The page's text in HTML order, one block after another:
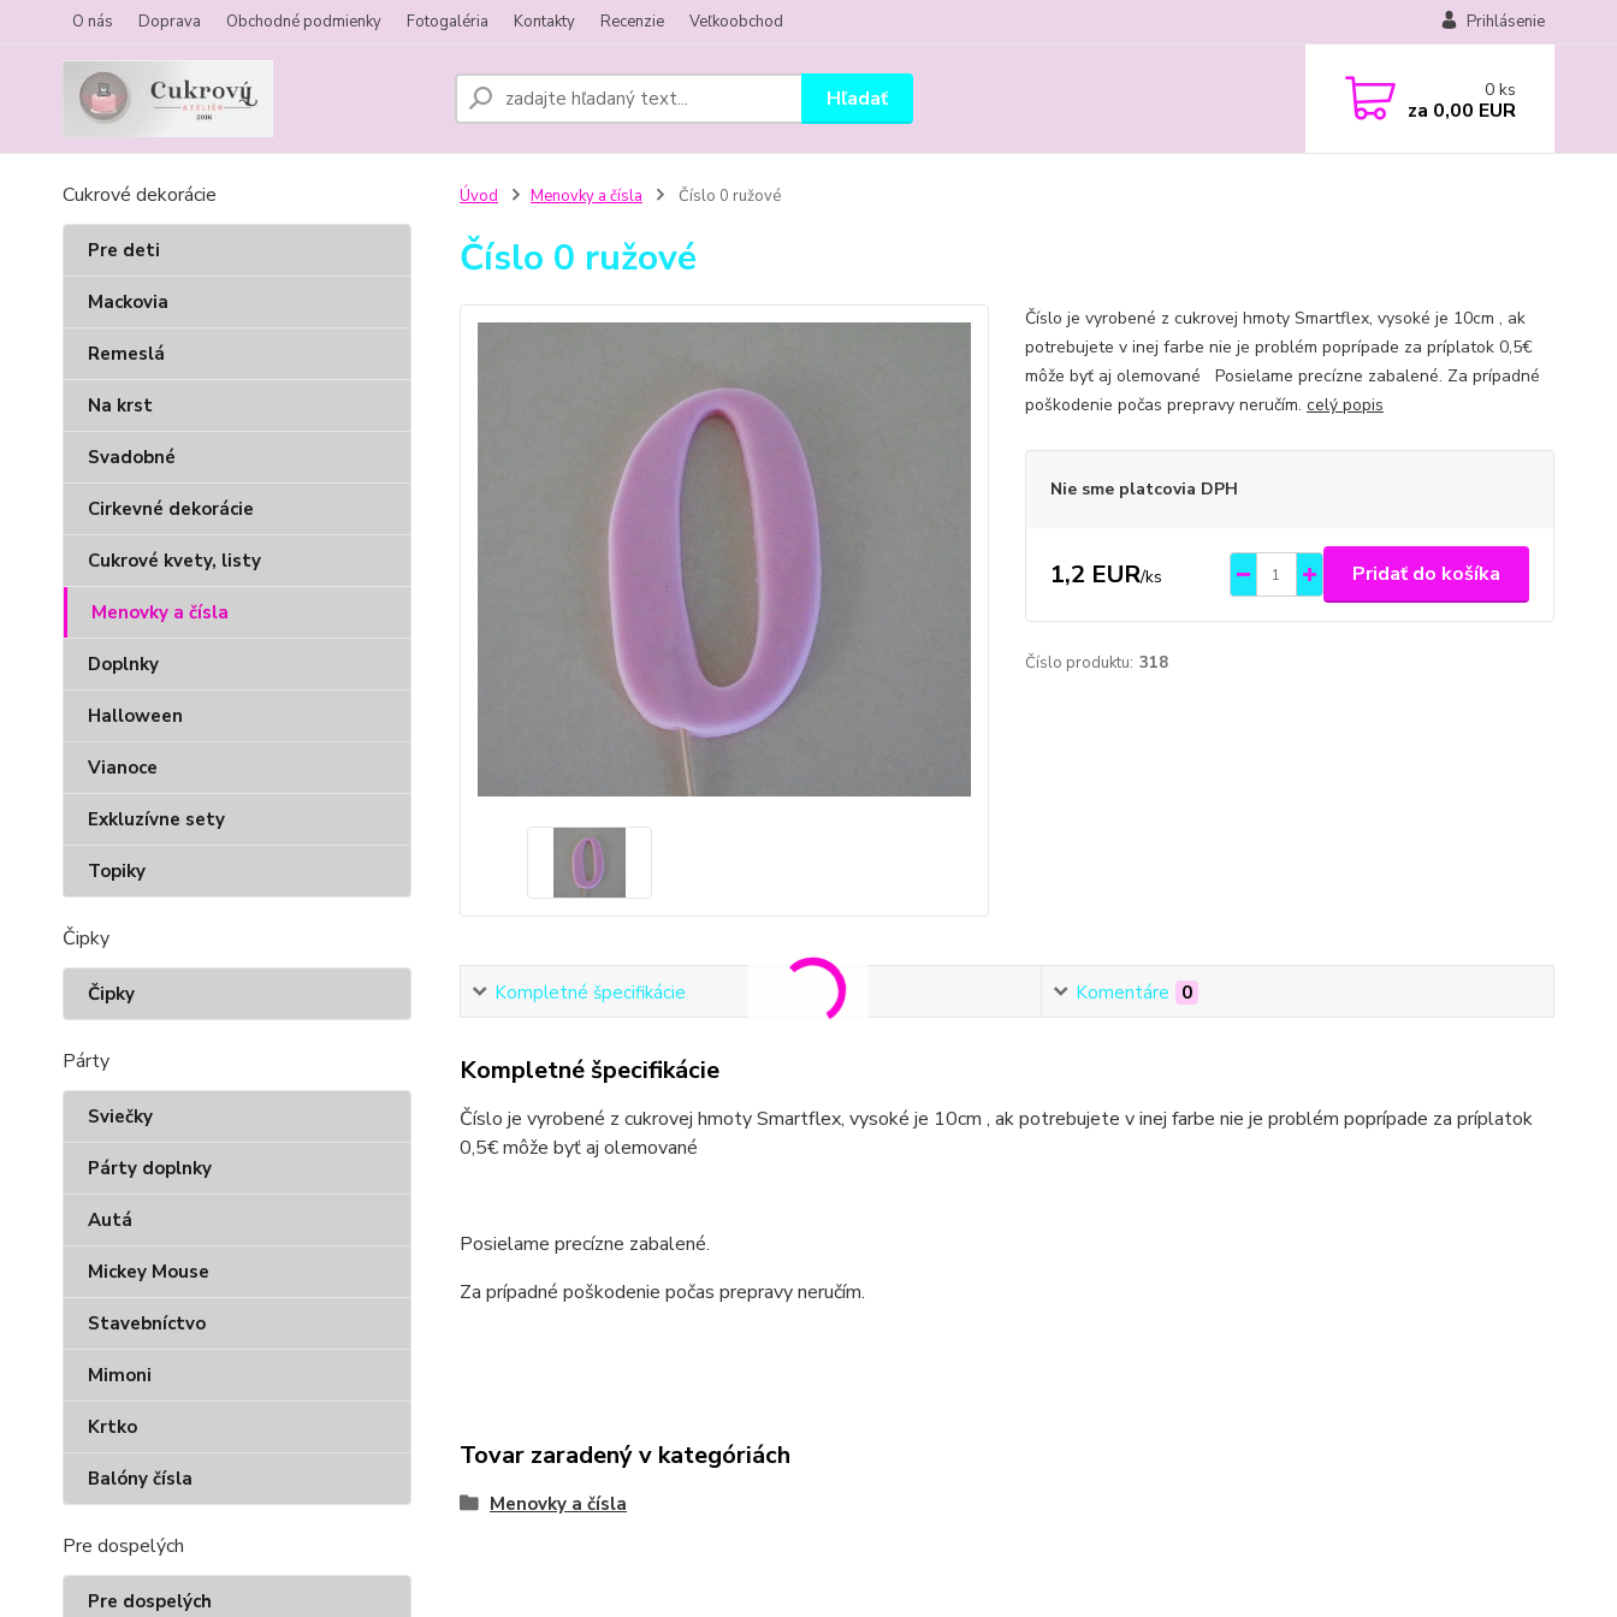
O nás Doprava Obchodné podmienky Fotogaléria Kontakty Recenzie Veľkoobchod Prihlásenie
Hľadať 0 ks
za 0,00 EUR
Cukrové dekorácie
Pre deti
Mackovia
Remeslá
Na krst
Svadobné
Cirkevné dekorácie
Cukrové kvety, listy
Menovky a čísla
Doplnky
Halloween
Vianoce
Exkluzívne sety
Topiky
Čipky
Čipky
Párty
Sviečky
Párty doplnky
Autá
Mickey Mouse
Stavebníctvo
Mimoni
Krtko
Balóny čísla
Pre dospelých
Pre dospelých
Úvod Menovky a čísla Číslo 0 ružové
Číslo 0 ružové
Číslo je vyrobené z cukrovej hmoty Smartflex, vysoké je 10cm , ak
potrebujete v inej farbe nie je problém poprípade za príplatok 0,5€
môže byť aj olemované Posielame precízne zabalené. Za prípadné
poškodenie počas prepravy neručím. celý popis
Nie sme platcovia DPH
1,2 EUR/ks Pridať do košíka
Číslo produktu: 318
Kompletné špecifikácie Komentáre 0
Kompletné špecifikácie
Číslo je vyrobené z cukrovej hmoty Smartflex, vysoké je 10cm , ak potrebujete v inej farbe nie je problém poprípade za príplatok
0,5€ môže byť aj olemované
Posielame precízne zabalené.
Za prípadné poškodenie počas prepravy neručím.
Tovar zaradený v kategóriách
Menovky a čísla